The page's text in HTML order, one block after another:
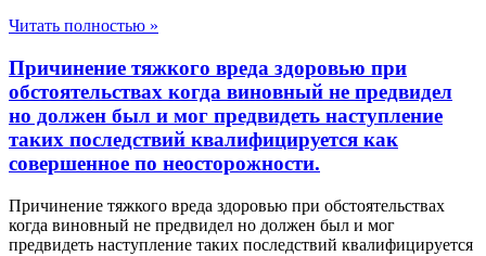
Читать полностью »
Причинение тяжкого вреда здоровью при
обстоятельствах когда виновный не предвидел
но должен был и мог предвидеть наступление
таких последствий квалифицируется как
совершенное по неосторожности.
Причинение тяжкого вреда здоровью при обстоятельствах
когда виновный не предвидел но должен был и мог
предвидеть наступление таких последствий квалифицируется